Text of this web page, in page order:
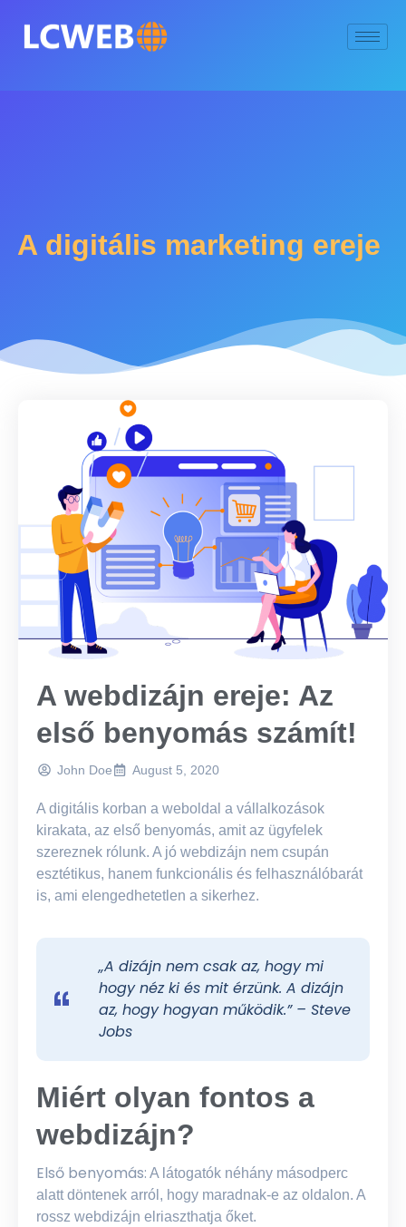
A digitális marketing ereje
A webdizájn ereje: Az
első benyomás számít!
John Doe August 5, 2020
A digitális korban a weboldal a vállalkozások
kirakata, az első benyomás, amit az ügyfelek
szereznek rólunk. A jó webdizájn nem csupán
esztétikus, hanem funkcionális és felhasználóbarát
is, ami elengedhetetlen a sikerhez.
„A dizájn nem csak az, hogy mi
hogy néz ki és mit érzünk. A dizájn
az, hogy hogyan működik.” – Steve
Jobs
Miért olyan fontos a
webdizájn?
Első benyomás: A látogatók néhány másodperc
alatt döntenek arról, hogy maradnak-e az oldalon. A
rossz webdizájn elriaszthatja őket.